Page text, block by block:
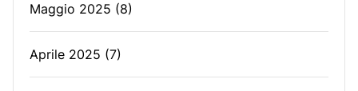
Maggio 2025 (8)
Aprile 2025 (7)